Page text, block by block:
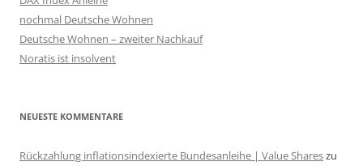
nochmal Deutsche Wohnen
Deutsche Wohnen – zweiter Nachkauf
Noratis ist insolvent
NEUESTE KOMMENTARE
Rückzahlung inflationsindexierte Bundesanleihe | Value Shareszu